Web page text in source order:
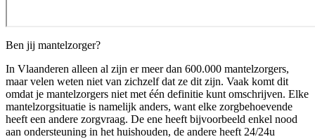
Ben jij mantelzorger?
In Vlaanderen alleen al zijn er meer dan 600.000 mantelzorgers,
maar velen weten niet van zichzelf dat ze dit zijn. Vaak komt dit
omdat je mantelzorgers niet met één definitie kunt omschrijven. Elke
mantelzorgsituatie is namelijk anders, want elke zorgbehoevende
heeft een andere zorgvraag. De ene heeft bijvoorbeeld enkel nood
aan ondersteuning in het huishouden, de andere heeft 24/24u